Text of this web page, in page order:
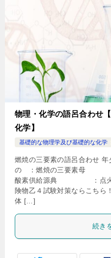
物理・化学の語呂合わせ
化学】
基礎的な物理学及び基礎的な化学
燃焼の三要素の語呂合わせ
の ：燃焼の三要素
酸素供給源典 ：点火源
険物乙４試験対策ならこちら
体 […]
続き